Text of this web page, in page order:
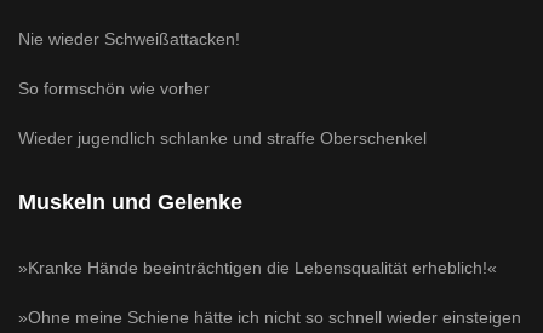
Nie wieder Schweißattacken!
So formschön wie vorher
Wieder jugendlich schlanke und straffe Oberschenkel
Muskeln und Gelenke
»Kranke Hände beeinträchtigen die Lebensqualität erheblich!«
»Ohne meine Schiene hätte ich nicht so schnell wieder einsteigen